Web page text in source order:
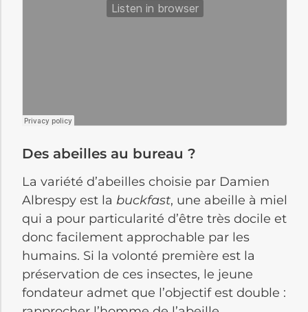
Des abeilles au bureau ?
La variété d’abeilles choisie par Damien
Albrespy est la buckfast, une abeille à miel
qui a pour particularité d’être très docile et
donc facilement approchable par les
humains. Si la volonté première est la
préservation de ces insectes, le jeune
fondateur admet que l’objectif est double :